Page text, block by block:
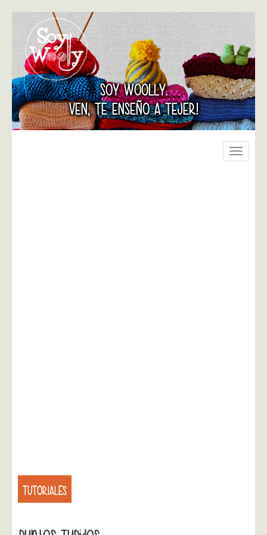
SOY WOOLLY.
VEN, TE ENSEÑO A TEJER!
Toggle
TUTORIALES